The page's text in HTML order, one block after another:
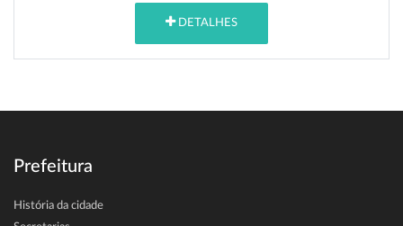
DETALHES
Prefeitura
História da cidade